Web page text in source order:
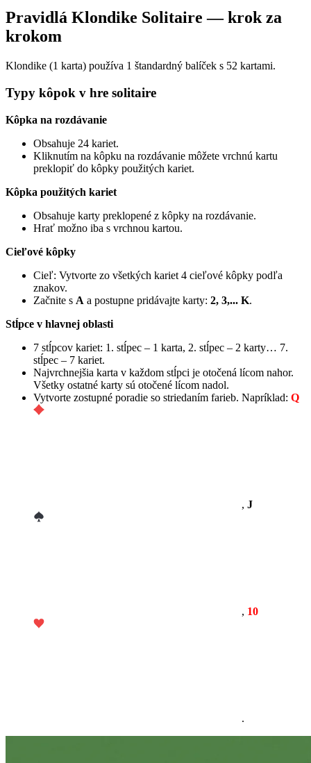
Pravidlá Klondike Solitaire — krok za
krokom
Klondike (1 karta) používa 1 štandardný balíček s 52 kartami.
Typy kôpok v hre solitaire
Kôpka na rozdávanie
Obsahuje 24 kariet.
Kliknutím na kôpku na rozdávanie môžete vrchnú kartu
preklopiť do kôpky použitých kariet.
Kôpka použitých kariet
Obsahuje karty preklopené z kôpky na rozdávanie.
Hrať možno iba s vrchnou kartou.
Cieľové kôpky
Cieľ: Vytvorte zo všetkých kariet 4 cieľové kôpky podľa
znakov.
Začnite s A a postupne pridávajte karty: 2, 3,... K.
Stĺpce v hlavnej oblasti
7 stĺpcov kariet: 1. stĺpec – 1 karta, 2. stĺpec – 2 karty… 7.
stĺpec – 7 kariet.
Najvrchnejšia karta v každom stĺpci je otočená lícom nahor.
Všetky ostatné karty sú otočené lícom nadol.
Vytvorte zostupné poradie so striedaním farieb. Napríklad: Q
, J
, 10
.